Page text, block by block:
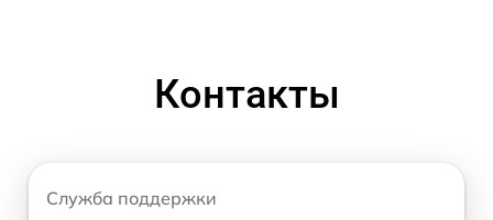
Контакты
Служба поддержки